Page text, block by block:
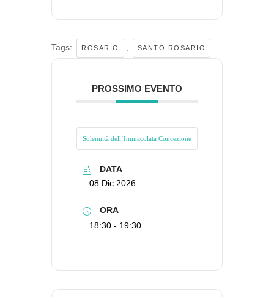
Tags: ROSARIO , SANTO ROSARIO
PROSSIMO EVENTO
Solennità dell’Immacolata Concezione
DATA
08 Dic 2026
ORA
18:30 - 19:30